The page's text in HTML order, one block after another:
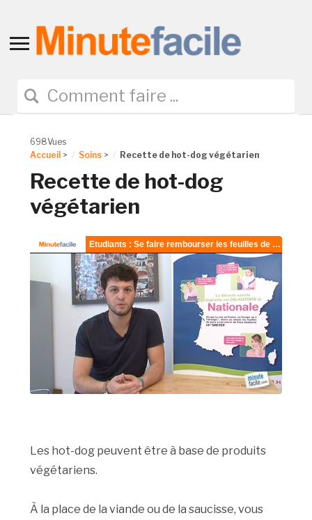
Toggle
navigation
698Vues
Accueil > Soins > Recette de hot-dog végétarien
Recette de hot-dog
végétarien
Les hot-dog peuvent être à base de produits
végétariens.
À la place de la viande ou de la saucisse, vous